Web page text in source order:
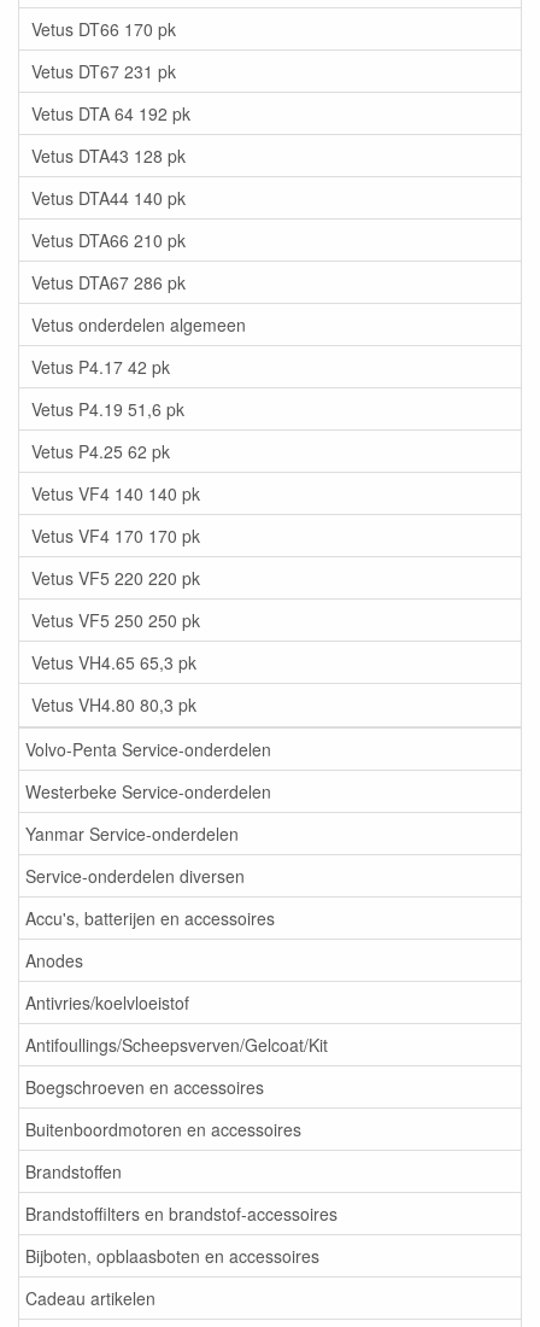
Vetus DT66 170 pk
Vetus DT67 231 pk
Vetus DTA 64 192 pk
Vetus DTA43 128 pk
Vetus DTA44 140 pk
Vetus DTA66 210 pk
Vetus DTA67 286 pk
Vetus onderdelen algemeen
Vetus P4.17 42 pk
Vetus P4.19 51,6 pk
Vetus P4.25 62 pk
Vetus VF4 140 140 pk
Vetus VF4 170 170 pk
Vetus VF5 220 220 pk
Vetus VF5 250 250 pk
Vetus VH4.65 65,3 pk
Vetus VH4.80 80,3 pk
Volvo-Penta Service-onderdelen
Westerbeke Service-onderdelen
Yanmar Service-onderdelen
Service-onderdelen diversen
Accu's, batterijen en accessoires
Anodes
Antivries/koelvloeistof
Antifoullings/Scheepsverven/Gelcoat/Kit
Boegschroeven en accessoires
Buitenboordmotoren en accessoires
Brandstoffen
Brandstoffilters en brandstof-accessoires
Bijboten, opblaasboten en accessoires
Cadeau artikelen